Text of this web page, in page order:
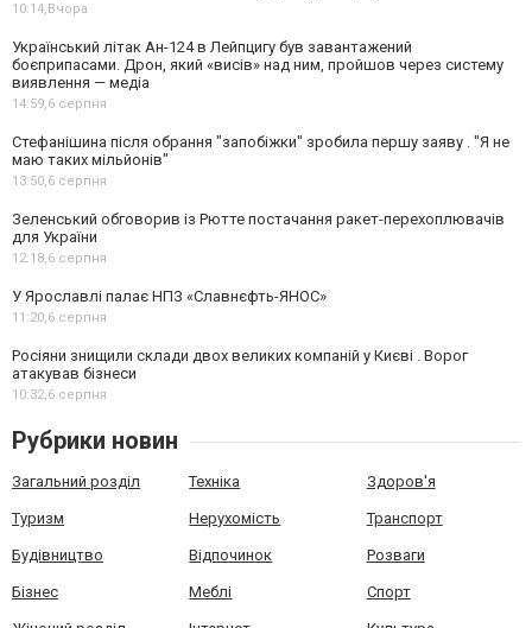
10:14,Вчора
Український літак Ан-124 в Лейпцигу був завантажений
боєприпасами. Дрон, який «висів» над ним, пройшов через систему
виявлення — медіа
14:59,6 серпня
Стефанішина після обрання "запобіжки" зробила першу заяву . "Я не
маю таких мільйонів"
13:50,6 серпня
Зеленський обговорив із Рютте постачання ракет-перехоплювачів
для України
12:18,6 серпня
У Ярославлі палає НПЗ «Славнєфть-ЯНОС»
11:20,6 серпня
Росіяни знищили склади двох великих компаній у Києві . Ворог
атакував бізнеси
10:32,6 серпня
Рубрики новин
Загальний розділ Техніка Здоров'я
Туризм Нерухомість Транспорт
Будівництво Відпочинок Розваги
Бізнес Меблі Спорт